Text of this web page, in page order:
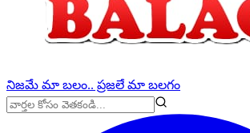
నిజమే మా బలం.. ప్రజలే మా బలగం